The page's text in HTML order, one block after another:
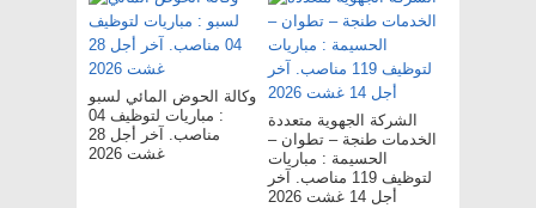
وكالة الحوض المائي لسبو
: مباريات لتوظيف 04
مناصب. آخر أجل 28
غشت 2026
الشركة الجهوية متعددة
الخدمات طنجة – تطوان –
الحسيمة : مباريات
لتوظيف 119 مناصب. آخر
أجل 14 غشت 2026